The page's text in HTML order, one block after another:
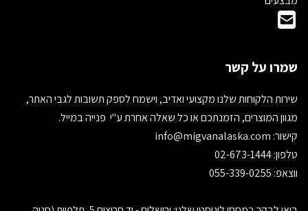
שמרו על קשר
שירות הלקוחות שלנו מקצועי ואדיב, וישמח לספק תשובות לגבי האתר,
מגוון המוצרים, הזמנתכם או כל שאלה אחרת ע"י פנייה במייל.
קישור:
טלפון: 02-673-1444
ווצאפ: 055-339-0255